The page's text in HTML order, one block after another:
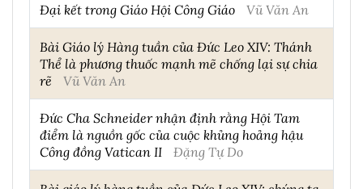
Đại kết trong Giáo Hội Công Giáo Vũ Văn An
Bài Giáo lý Hàng tuần của Đức Leo XIV: Thánh
Thể là phương thuốc mạnh mẽ chống lại sự chia
rẽ
Vũ Văn An
Đức Cha Schneider nhận định rằng Hội Tam
điểm là nguồn gốc của cuộc khủng hoảng hậu
Công đồng Vatican II
Đặng Tự Do